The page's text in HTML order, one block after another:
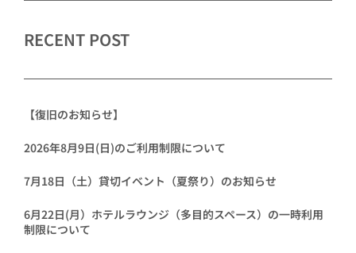
RECENT POST
【復旧のお知らせ】
2026年8月9日(日)のご利用制限について
7月18日（土）貸切イベント（夏祭り）のお知らせ
6月22日(月）ホテルラウンジ（多目的スペース）の一時利用
制限について